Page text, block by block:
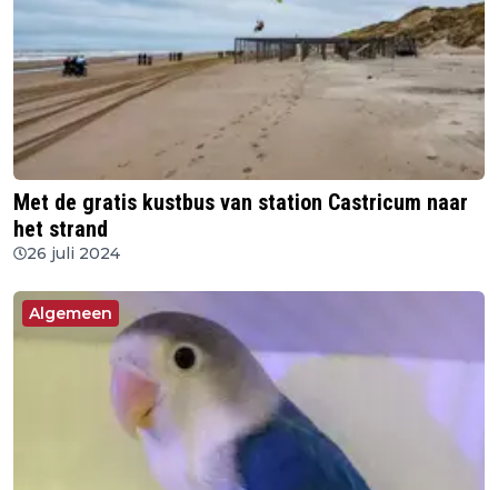
Met de gratis kustbus van station Castricum naar
het strand
26 juli 2024
Algemeen